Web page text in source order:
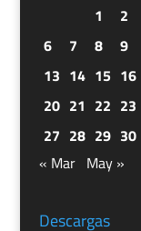
1
2
6
7 8 9
13 14 15 16
20 21 22 23
27 28 29 30
« Mar May »
Descargas